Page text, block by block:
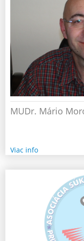
MUDr. Mário
Viac info